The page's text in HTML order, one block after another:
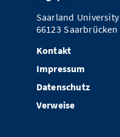
Saarland University
66123 Saarbrücken
Kontakt
Impressum
Datenschutz
Verweise